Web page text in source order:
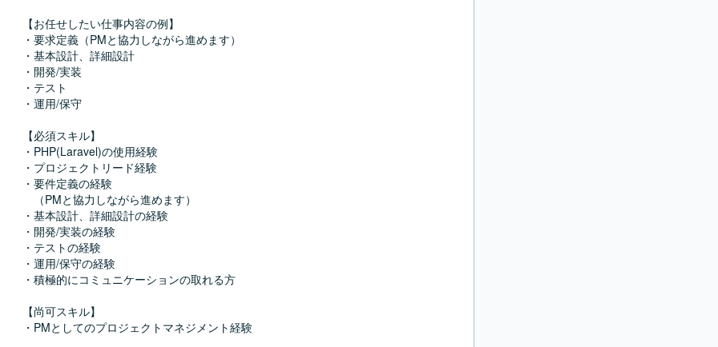
【お任せしたい仕事内容の例】
・要求定義（PMと協力しながら進めます）
・基本設計、詳細設計
・開発/実装
・テスト
・運用/保守
【必須スキル】
・PHP(Laravel)の使用経験
・プロジェクトリード経験
・要件定義の経験
（PMと協力しながら進めます）
・基本設計、詳細設計の経験
・開発/実装の経験
・テストの経験
・運用/保守の経験
・積極的にコミュニケーションの取れる方
【尚可スキル】
・PMとしてのプロジェクトマネジメント経験